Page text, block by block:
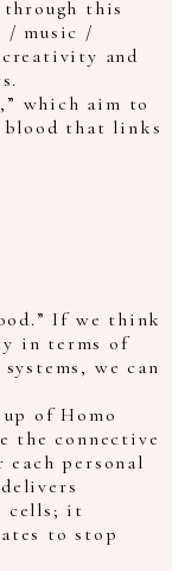
this
/ music /
and
which aim to
blood that links
If we think
in terms of
we can
of Homo
the connective
personal
cells; it
to stop